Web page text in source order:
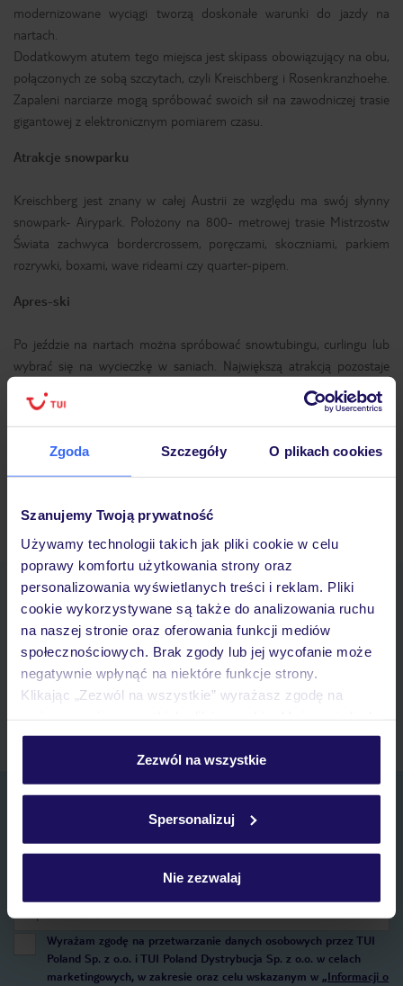
Zgoda Szczegóły O plikach cookies
Szanujemy Twoją prywatność
Używamy technologii takich jak pliki cookie w celu
poprawy komfortu użytkowania strony oraz
personalizowania wyświetlanych treści i reklam. Pliki
cookie wykorzystywane są także do analizowania ruchu
na naszej stronie oraz oferowania funkcji mediów
społecznościowych. Brak zgody lub jej wycofanie może
negatywnie wpłynąć na niektóre funkcje strony.
Klikając „Zezwól na wszystkie” wyrażasz zgodę na
personalizować swój wybór wchodząc w zakładkę
Szczegółowe informacje o plikach cookie znajdziesz
Zezwól na wszystkie
Spersonalizuj
Nie zezwalaj
modernizowane wyciągi tworzą doskonałe warunki do jazdy na
nartach.
Dodatkowym atutem tego miejsca jest skipass obowiązujący na obu,
połączonych ze sobą szczytach, czyli Kreischberg i Rosenkranzhoehe.
Zapaleni narciarze mogą spróbować swoich sił na zawodniczej trasie
gigantowej z elektronicznym pomiarem czasu.
Atrakcje snowparku
Kreischberg jest znany w całej Austrii ze względu ma swój słynny
snowpark- Airypark. Położony na 800- metrowej trasie Mistrzostw
Świata zachwyca bordercrossem, poręczami, skoczniami, parkiem
rozrywki, boxami, wave rideami czy quarter-pipem.
Apres-ski
Po jeździe na nartach można spróbować snowtubingu, curlingu lub
wybrać się na wycieczkę w saniach. Największą atrakcją pozostaje
słynny wyścig na toboganach. Na terenie ośrodka stworzono
specjalne parki dla dzieci: Yabba-Dabba-Doo-Land, Dinopark oraz
Kinderwelt. By ułatwić naukę jazdy najmłodszym, stworzono również
specjalne wyciągi dywanowe.
Ubezpieczenia turystyczne Kreischberg-Murau - dowiedz się więcej »
Pobierz bezpłatną aplikację TUI
Szybkie wyszukiwanie i przeglądanie ofert
Lista ulubionych ofert i możliwość ich udostępniania
Historia wyszukiwań i ostatnio oglądanych ofert
Kontakt z TUI i wszystkie informacje o Twojej rezerwacji w
myTUI
Wyrażam zgodę na przetwarzanie danych osobowych przez TUI
Poland Sp. z o.o. i TUI Poland Dystrybucja Sp. z o.o. w celach
marketingowych, w zakresie oraz celu wskazanym w „Informacji o